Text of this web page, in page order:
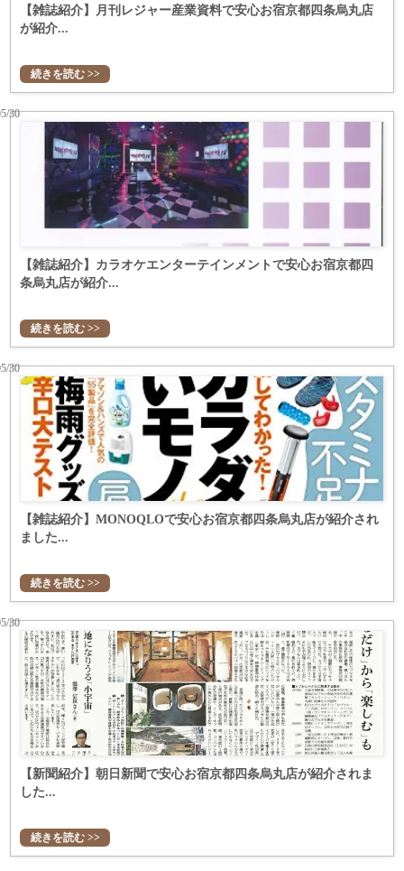
【雑誌紹介】月刊レジャー産業資料で安心お宿京都四条烏丸店
が紹介...
続きを読む >>
【雑誌紹介】カラオケエンターテインメントで安心お宿京都四
条烏丸店が紹介...
30
続きを読む >>
【雑誌紹介】​MONOQLOで安心お宿京都四条烏丸店が紹介され
ました...
30
続きを読む >>
【新聞紹介】​朝日新聞で安心お宿京都四条烏丸店が紹介されま
した...
30
続きを読む >>